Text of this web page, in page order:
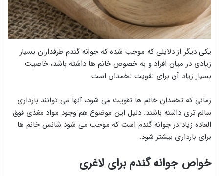
یکی دیگر از دلایلی که موجب شده که جوانه گندم طرفداران بسیار
زیادی در میان افراد و به خصوص خانم ها داشته باشد، خاصیت
بسیار زیاد آن برای تقویت تخمدان است.
زمانی که تخمدان خانم ها تقویت می شود، آنها می توانند بارداری
سالم تری داشته باشند. دلیل این موضوع هم وجود مواد مغذی فوق
العاده زیاد در جوانه گندم است که موجب می شود شانس خانم ها
برای بارداری بیشتر شود.
خواص جوانه گندم برای لاغری